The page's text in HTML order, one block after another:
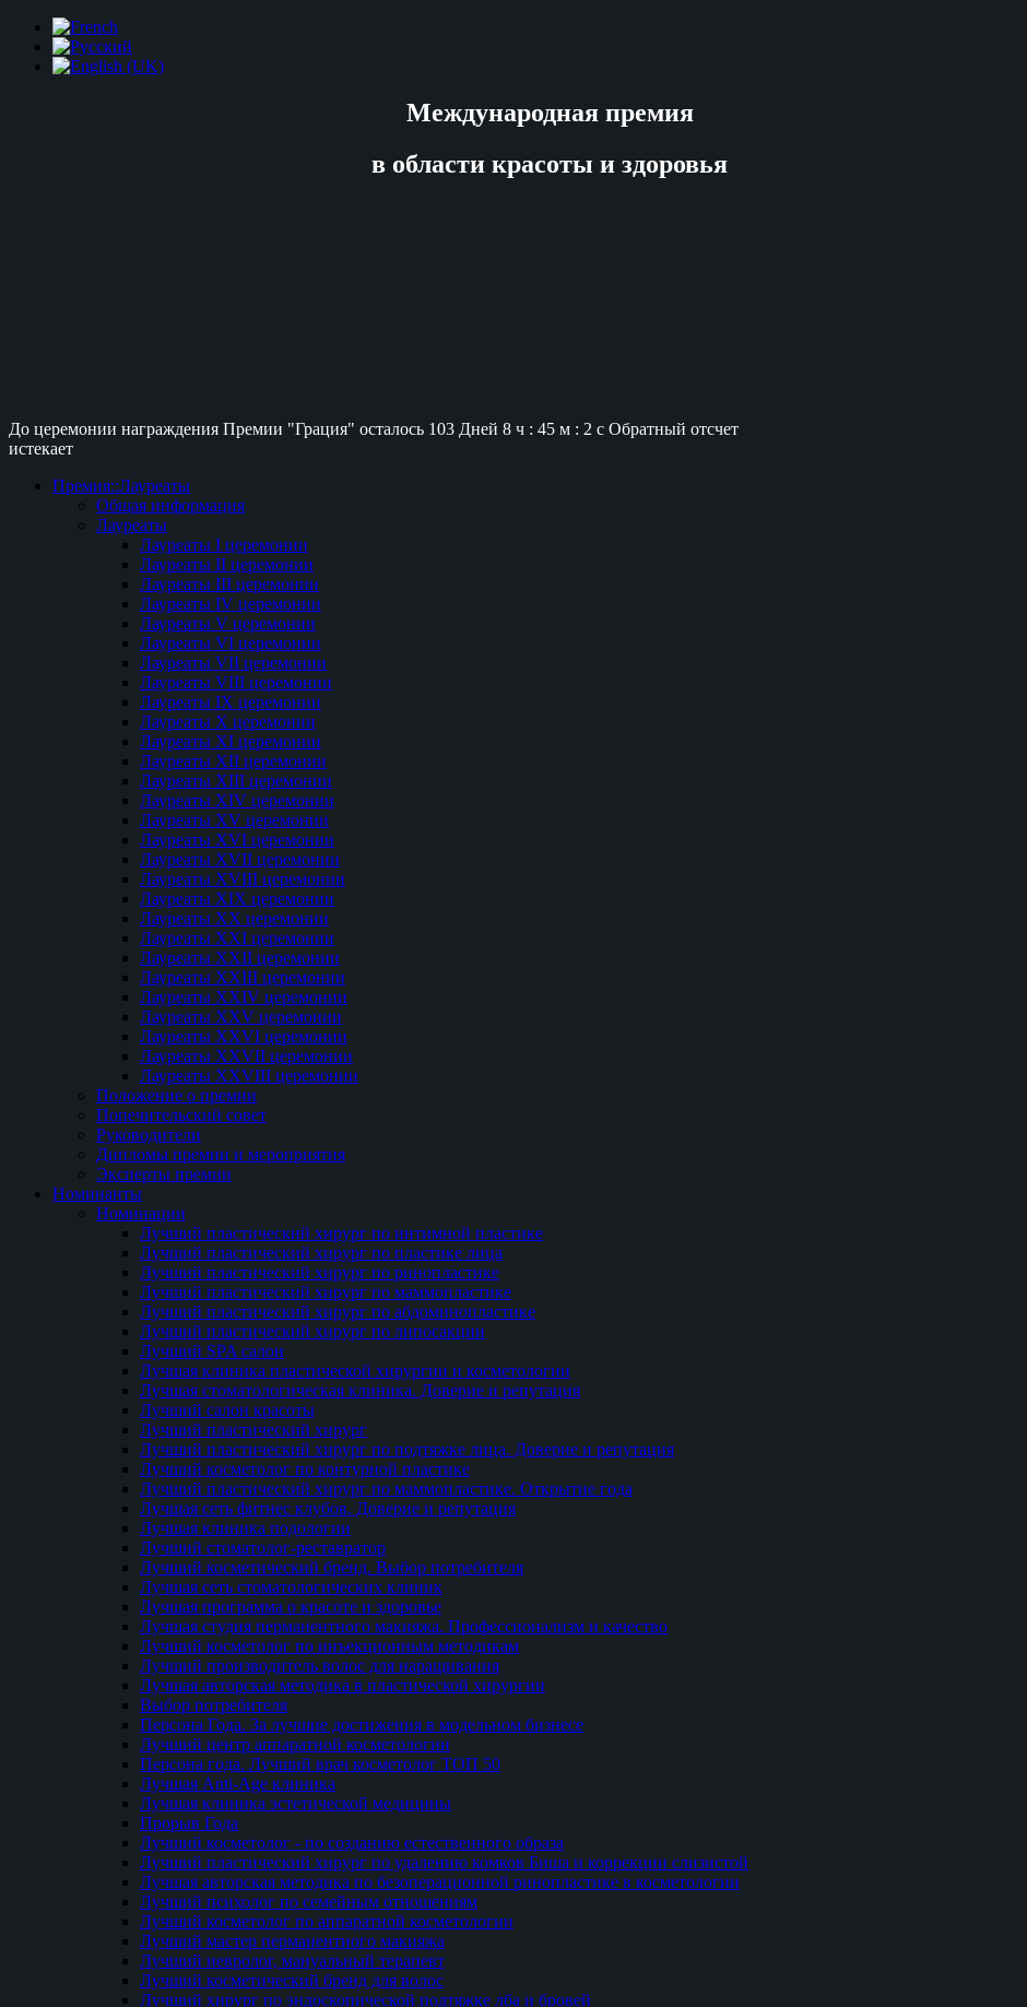
Международная премия
в области красоты и здоровья
До церемонии награждения Премии "Грация" осталось 103 Дней 8 ч : 45 м : 1 с Обратный отсчет
истекает
Премия::Лауреаты
Общая информация
Лауреаты
Лауреаты I церемонии
Лауреаты II церемонии
Лауреаты III церемонии
Лауреаты IV церемонии
Лауреаты V церемонии
Лауреаты VI церемонии
Лауреаты VII церемонии
Лауреаты VIII церемонии
Лауреаты IX церемонии
Лауреаты Х церемонии
Лауреаты XI церемонии
Лауреаты XII церемонии
Лауреаты XIII церемонии
Лауреаты XIV церемонии
Лауреаты XV церемонии
Лауреаты XVI церемонии
Лауреаты XVII церемонии
Лауреаты XVIII церемонии
Лауреаты XIX церемонии
Лауреаты XX церемонии
Лауреаты XXI церемонии
Лауреаты XXII церемонии
Лауреаты XXIII церемонии
Лауреаты XXIV церемонии
Лауреаты XXV церемонии
Лауреаты XXVI церемонии
Лауреаты XXVII церемонии
Лауреаты XXVIII церемонии
Положение о премии
Попечительский совет
Руководители
Дипломы премии и мероприятия
Эксперты премии
Номинанты
Номинации
Лучший пластический хирург по интимной пластике
Лучший пластический хирург по пластике лица
Лучший пластический хирург по ринопластике
Лучший пластический хирург по маммопластике
Лучший пластический хирург по абдоминопластике
Лучший пластический хирург по липосакции
Лучший SPA салон
Лучшая клиника пластической хирургии и косметологии
Лучшая стоматологическая клиника. Доверие и репутация
Лучший салон красоты
Лучший пластический хирург
Лучший пластический хирург по подтяжке лица. Доверие и репутация
Лучший косметолог по контурной пластике
Лучший пластический хирург по маммопластике. Открытие года
Лучшая сеть фитнес клубов. Доверие и репутация
Лучшая клиника подологии
Лучший стоматолог-реставратор
Лучший косметический бренд. Выбор потребителя
Лучшая сеть стоматологических клиник
Лучшая программа о красоте и здоровье
Лучшая студия перманентного макияжа. Профессионализм и качество
Лучший косметолог по инъекционным методикам
Лучший производитель волос для наращивания
Лучшая авторская методика в пластической хирургии
Выбор потребителя
Персона Года. За лучшие достижения в модельном бизнесе
Лучший центр аппаратной косметологии
Персона года. Лучший врач косметолог ТОП 50
Лучшая Anti-Age клиника
Лучшая клиника эстетической медицины
Прорыв Года
Лучший косметолог - по созданию естественного образа
Лучший пластический хирург по удалению комков Биша и коррекции слизистой
Лучшая авторская методика по безоперационной ринопластике в косметологии
Лучший психолог по семейным отношениям
Лучший косметолог по аппаратной косметологии
Лучший мастер перманентного макияжа
Лучший невролог, мануальный терапевт
Лучший косметический бренд для волос
Лучший хирург по эндоскопической подтяжке лба и бровей